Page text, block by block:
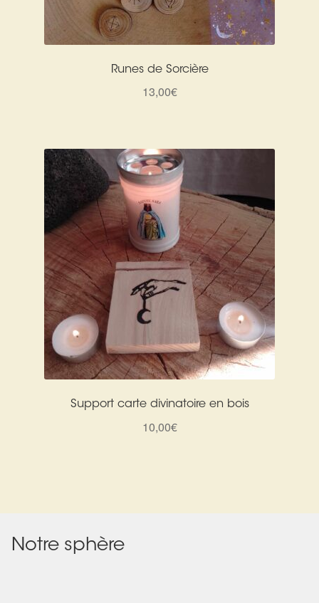
Runes de Sorcière
13,00€
Support carte divinatoire en bois
10,00€
Notre sphère